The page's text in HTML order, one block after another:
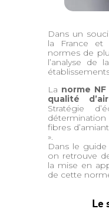
Dans un
la France et
normes de
l’analyse de
La norme
qualité
Stratégie
fibres
».
Dans le guide
on retrouve
la mise en
de cette
Le